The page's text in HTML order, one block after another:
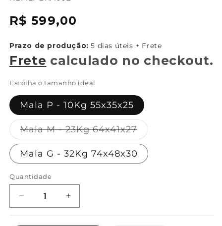
sku
Preço
R$ 599,00
Prazo de produção: 5 dias úteis + Frete
Frete calculado no checkout.
Escolha o tamanho ideal
Mala P - 10Kg 55x35x25
Mala M - 23Kg 64x41x27Variante
esgotada
ou
indisponível
Mala G - 32Kg 74x48x30
Quantidade
Diminuir
a
Aumentar
a